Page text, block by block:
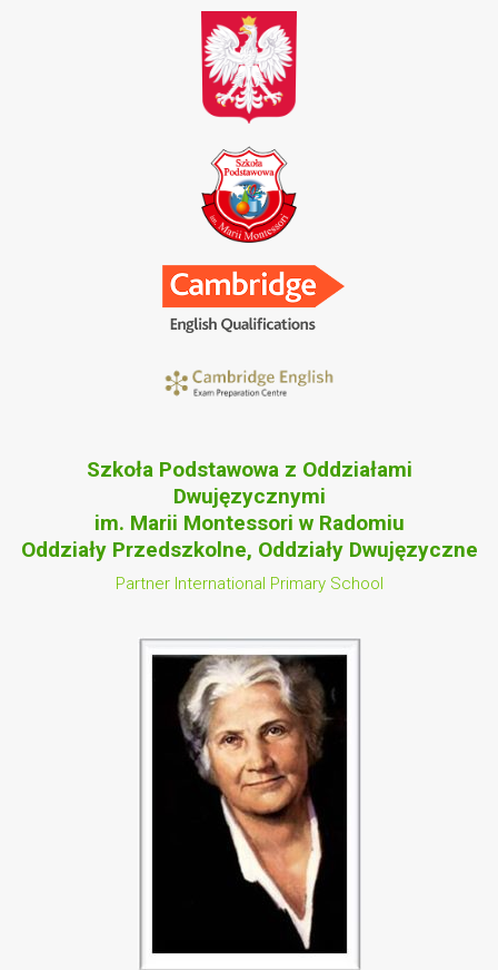
Szkoła Podstawowa z Oddziałami
Dwujęzycznymi
im. Marii Montessori w Radomiu
Oddziały Przedszkolne, Oddziały Dwujęzyczne
Partner International Primary School